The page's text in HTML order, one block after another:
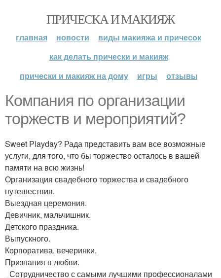
ПРИЧЕСКА И МАКИЯЖ
главная новости
виды макияжа и причесок
как делать прически и макияж
прически и макияж на дому
игры отзывы
Компания по организации
торжеств и мероприятий?
Sweet Playday? Рада представить вам все возможные
услуги, для того, что бы торжество осталось в вашей
памяти на всю жизнь!
Организация свадебного торжества и свадебного
путешествия.
Выездная церемония.
Девичник, мальчишник.
Детского праздника.
Выпускного.
Корпоратива, вечеринки.
Признания в любви.
_Сотрудничество с самыми лучшими профессионалами